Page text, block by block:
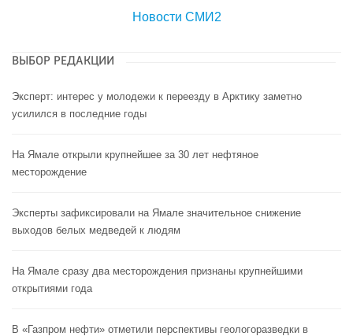
Новости СМИ2
ВЫБОР РЕДАКЦИИ
Эксперт: интерес у молодежи к переезду в Арктику заметно
усилился в последние годы
На Ямале открыли крупнейшее за 30 лет нефтяное
месторождение
Эксперты зафиксировали на Ямале значительное снижение
выходов белых медведей к людям
На Ямале сразу два месторождения признаны крупнейшими
открытиями года
В «Газпром нефти» отметили перспективы геологоразведки в